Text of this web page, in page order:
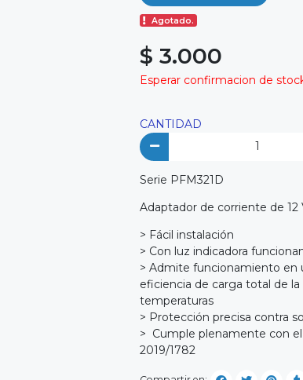
Agotado.
$ 3.000
Esperar confirmacion de
CANTIDAD
Serie PFM321D
Adaptador de corriente de 12
> Fácil instalación
> Con luz indicadora
> Admite funcionamiento en
eficiencia de carga total de
temperaturas
> Protección precisa contra
> Cumple plenamente con el
2019/1782